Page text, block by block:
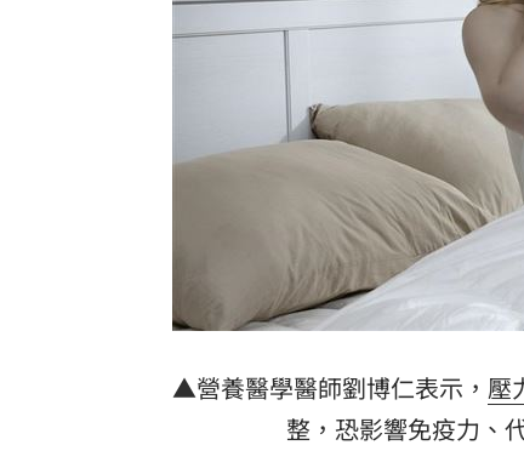
林安可二軍連轟有原因 好友陳傑憲
韓國羽球大師賽發威 蘇力揚挺進男單
大世科上半年獲利創新高！EPS 1.58元
LIVE三立+24小時直播 15:27
三立iNEWS新聞台線上直播
▲營養醫學醫師劉博仁表示， 壓
整，恐影響免疫力、